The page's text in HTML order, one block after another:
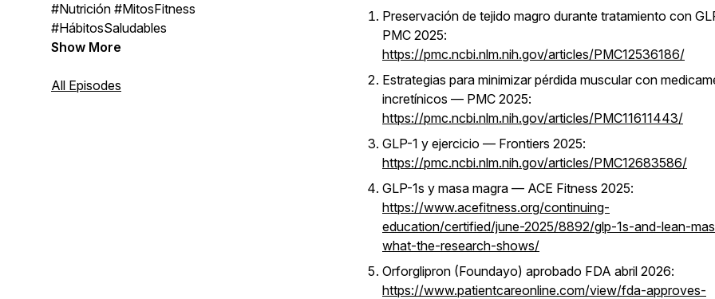
#Nutrición #MitosFitness
#HábitosSaludables
Show More
All Episodes
Preservación de tejido magro durante tratamiento con
PMC 2025:
https://pmc.ncbi.nlm.nih.gov/articles/PMC12536186/
Estrategias para minimizar pérdida muscular con
incretínicos — PMC 2025:
https://pmc.ncbi.nlm.nih.gov/articles/PMC11611443/
GLP-1 y ejercicio — Frontiers 2025:
https://pmc.ncbi.nlm.nih.gov/articles/PMC12683586/
GLP-1s y masa magra — ACE Fitness 2025:
https://www.acefitness.org/continuing-
education/certified/june-2025/8892/glp-1s-and-lean-
what-the-research-shows/
Orforglipron (Foundayo) aprobado FDA abril 2026:
https://www.patientcareonline.com/view/fda-approves-